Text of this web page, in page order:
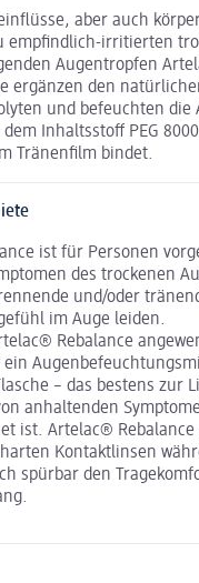
aber auch
empfindlich-irritierten
Augentropfen
ergänzen den
und befeuchten die
Inhaltsstoff PEG
Tränenfilm bindet.
ist für Personen
des trockenen
und/oder
im Auge leiden.
Rebalance
ein
– das bestens zur
anhaltenden
ist. Artelac®
Kontaktlinsen
spürbar den